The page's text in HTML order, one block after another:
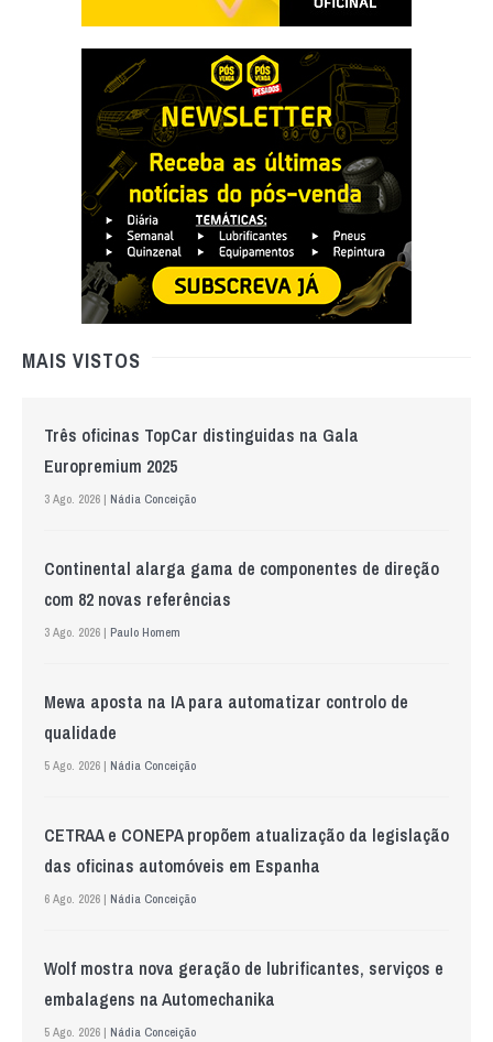
MAIS VISTOS
Três oficinas TopCar distinguidas na Gala
Europremium 2025
3 Ago. 2026 | Nádia Conceição
Continental alarga gama de componentes de direção
com 82 novas referências
3 Ago. 2026 | Paulo Homem
Mewa aposta na IA para automatizar controlo de
qualidade
5 Ago. 2026 | Nádia Conceição
CETRAA e CONEPA propõem atualização da legislação
das oficinas automóveis em Espanha
6 Ago. 2026 | Nádia Conceição
Wolf mostra nova geração de lubrificantes, serviços e
embalagens na Automechanika
5 Ago. 2026 | Nádia Conceição